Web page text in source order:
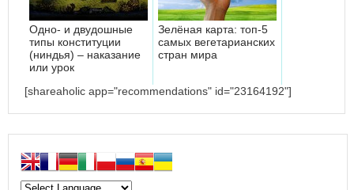
Одно- и двудошные
типы конституции
(ниндья) – наказание
или урок
Зелёная карта: топ-5
самых вегетарианских
стран мира
[shareaholic app="recommendations" id="23164192"]